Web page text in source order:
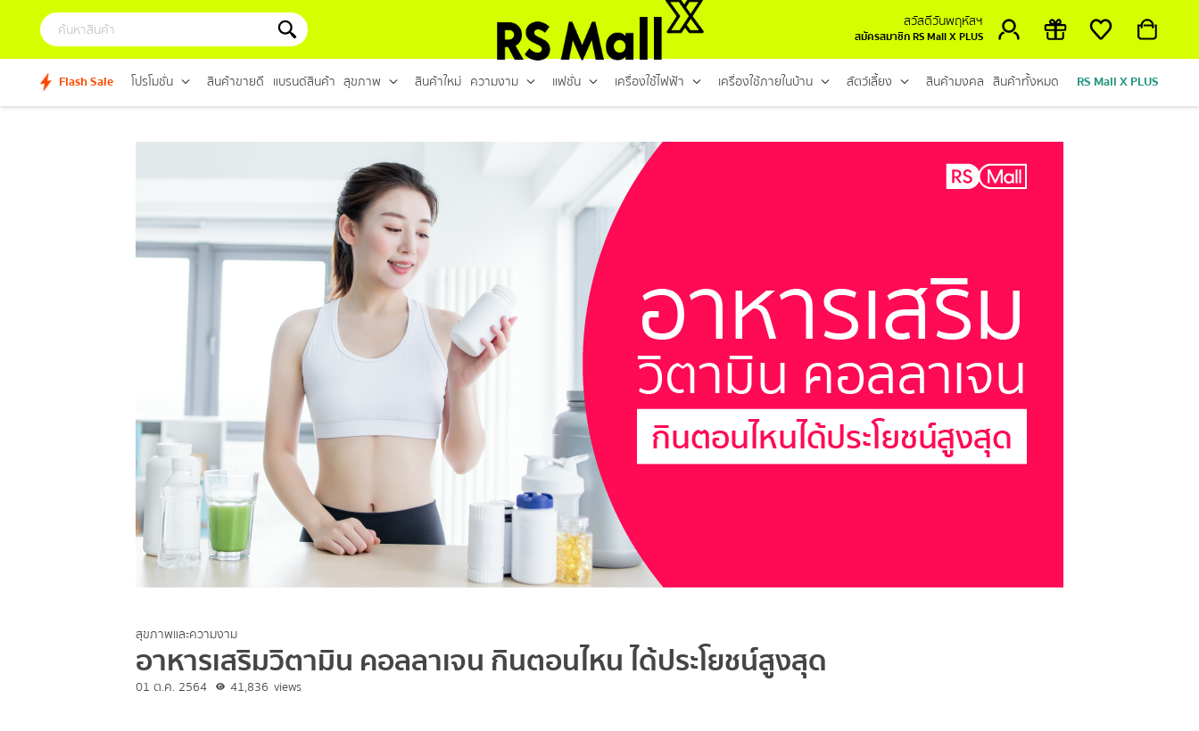
สวัสดีวันพฤหัสฯ
สมัครสมาชิก RS Mall X PLUS
Flash Sale โปรโมชั่น สินค้าขายดี แบรนด์สินค้า สุขภาพ สินค้าใหม่ ความงาม แฟชั่น เครื่องใช้ไฟฟ้า เครื่องใช้ภายในบ้าน สัตว์เลี้ยง สินค้ามงคล สินค้าทั้งหมด RS Mall X PLUS
สุขภาพและความงาม
อาหารเสริมวิตามิน คอลลาเจน กินตอนไหน ได้ประโยชน์สูงสุด
01 ต.ค. 2564 41,836 views